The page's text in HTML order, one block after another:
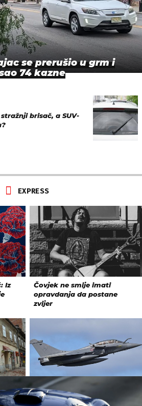
se prerušio u grm i
74 kazne
brisač, a SUV-